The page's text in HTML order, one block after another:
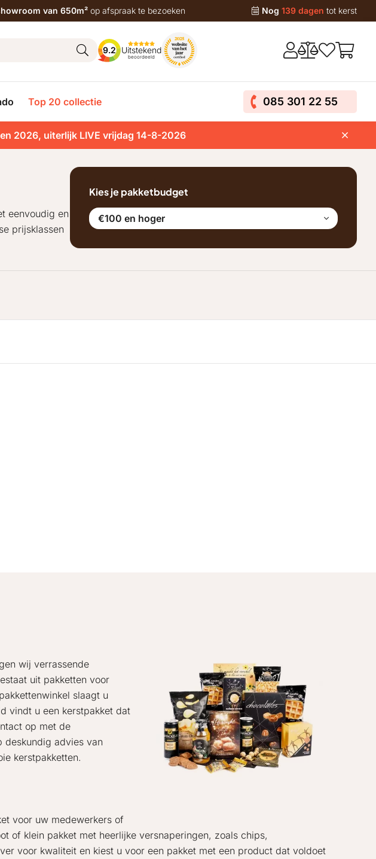
van 650m² op afspraak te bezoeken Nog 139 dagen tot kerst
9.2 Uitstekend
beoordeeld
Top 20 collectie 085 301 22 55
2026, uiterlijk LIVE vrijdag 14-8-2026
eenvoudig en
prijsklassen
Kies je pakketbudget
€100 en hoger
wij verrassende
uit pakketten voor
slaagt u
vindt u een kerstpakket dat
op met de
deskundig advies van
kerstpakketten.
voor uw medewerkers of
of klein pakket met heerlijke versnaperingen, zoals chips,
voor kwaliteit en kiest u voor een pakket met een product dat voldoet